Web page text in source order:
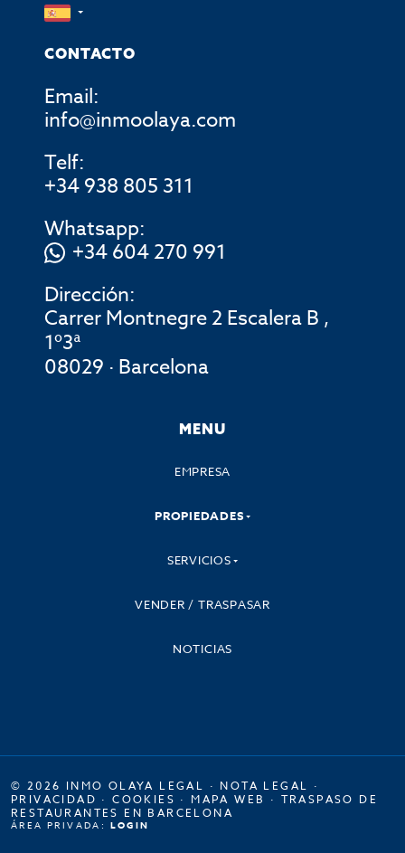
CONTACTO
Email:
info@inmoolaya.com
Telf:
+34 938 805 311
Whatsapp:
+34 604 270 991
Dirección:
Carrer Montnegre 2 Escalera B ,
1º3ª
08029 · Barcelona
MENU
EMPRESA
PROPIEDADES
SERVICIOS
VENDER / TRASPASAR
NOTICIAS
© 2026 INMO OLAYA LEGAL · NOTA LEGAL ·
PRIVACIDAD ·COOKIES · MAPA WEB · TRASPASO DE
RESTAURANTES EN BARCELONA
ÁREA PRIVADA: LOGIN